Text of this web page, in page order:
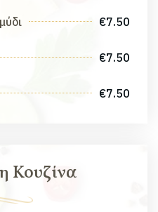
€7.50
€7.50
€7.50
Κουζίνα